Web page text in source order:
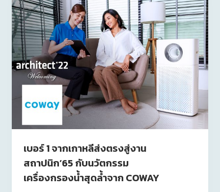
เบอร์ 1 จากเกาหลีส่งตรงสู่งาน
สถาปนิก’65 กับนวัตกรรม
เครื่องกรองน้ำสุดล้ำจาก COWAY